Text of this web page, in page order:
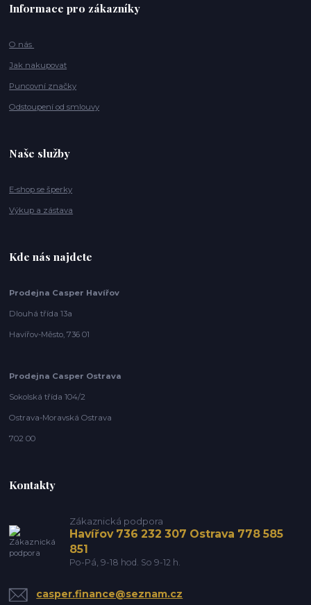
Informace pro zákazníky
O nás
Jak nakupovat
Puncovní značky
Odstoupení od smlouvy
Naše služby
E-shop se šperky
Výkup a zástava
Kde nás najdete
Prodejna Casper Havířov
Dlouhá třída 13a
Havířov-Město, 736 01
Prodejna Casper Ostrava
Sokolská třída 104/2
Ostrava-Moravská Ostrava
702 00
Kontakty
Zákaznická podpora
Havířov 736 232 307 Ostrava 778 585
851
Po-Pá, 9-18 hod. So 9-12 h.
casper.finance@seznam.cz